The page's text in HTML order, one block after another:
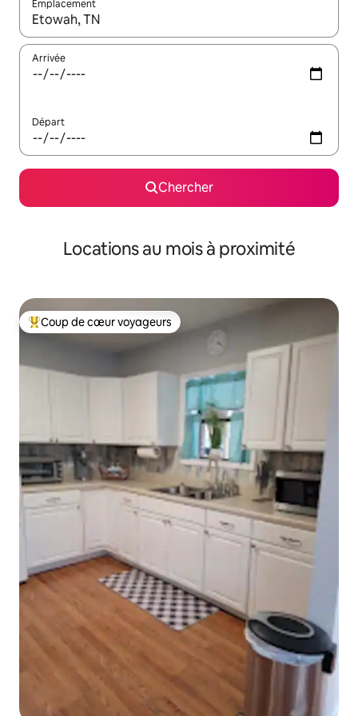
Emplacement
Quand les résultats sont affichés, parcourez-les en utilisant
Arrivée
Départ
Chercher
Locations au mois à proximité
Coup de cœur voyageurs parmi les plus aimés
Coup de cœur voyageurs